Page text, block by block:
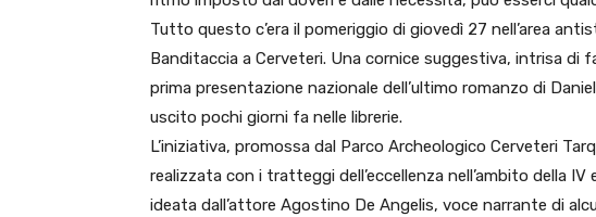
Tutto questo c’era il pomeriggio di giovedì 27 nell’area
Banditaccia a Cerveteri. Una cornice suggestiva, intrisa di
prima presentazione nazionale dell’ultimo romanzo di
uscito pochi giorni fa nelle librerie.
L’iniziativa, promossa dal Parco Archeologico Cerveteri
realizzata con i tratteggi dell’eccellenza nell’ambito della
ideata dall’attore Agostino De Angelis, voce narrante di